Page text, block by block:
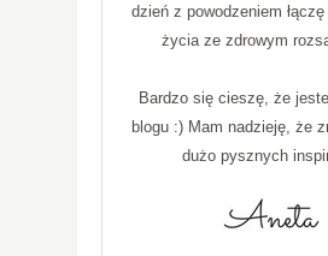
dzień z powodzeniem
życia ze zdrowym
Bardzo się cieszę, że
blogu :) Mam nadzieję, że
dużo pysznych